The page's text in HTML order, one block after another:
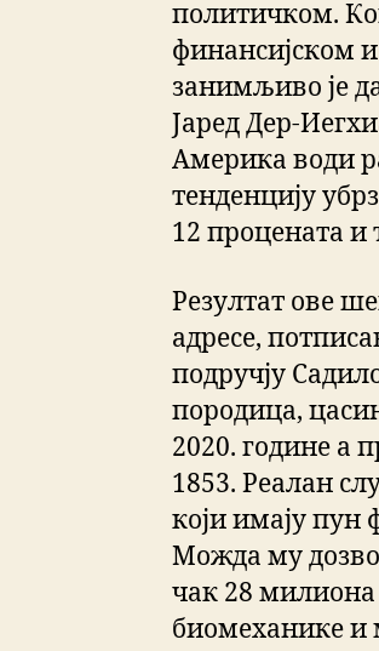
политичком.
финансијском
занимљиво је
Јаред Дер-
Америка води
тенденцију
12 процената
Резултат ове
адресе,
подручју
породица,
2020. године а
1853. Реалан
који имају
Можда му
чак 28 милиона
биомеханике и